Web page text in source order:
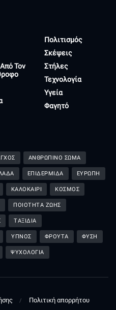
Τον
Πολιτισμός
Σκέψεις
Στήλες
Τεχνολογία
Υγεία
Φαγητό
ΑΝΘΡΩΠΙΝΟ ΣΩΜΑ
ΕΠΙΔΕΡΜΙΔΑ ΕΥΡΩΠΗ
ΚΑΛΟΚΑΙΡΙ ΚΟΣΜΟΣ
ΠΟΙΟΤΗΤΑ ΖΩΗΣ
ΤΑΞΙΔΙΑ
ΥΠΝΟΣ ΦΡΟΥΤΑ ΦΥΣΗ
ΨΥΧΟΛΟΓΙΑ
Πολιτική απορρήτου